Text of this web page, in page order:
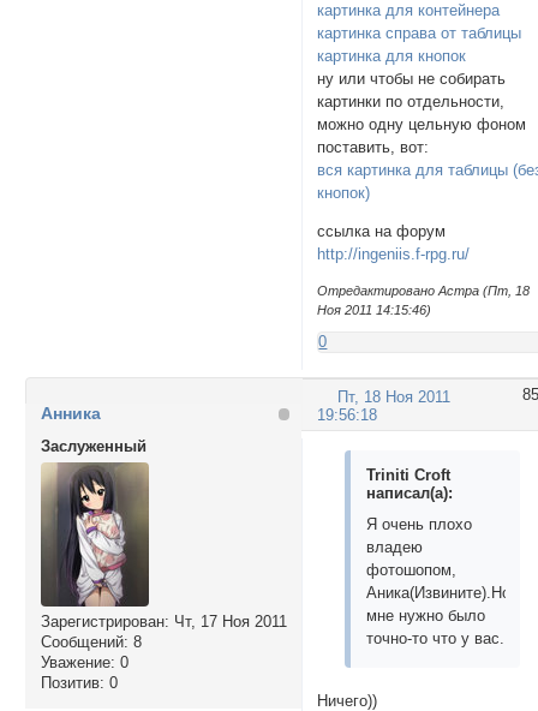
картинка для контейнера
картинка справа от таблицы
картинка для кнопок
ну или чтобы не собирать
картинки по отдельности,
можно одну цельную фоном
поставить, вот:
вся картинка для таблицы
кнопок)
ссылка на форум
http://ingeniis.f-rpg.ru/
Отредактировано Астра (Пт, 18
Ноя 2011 14:15:46)
0
85
Пт, 18 Ноя 2011
19:56:18
Анника
Заслуженный
Зарегистрирован: Чт, 17 Ноя 2011
Сообщений: 8
Уважение: 0
Позитив: 0
Triniti Croft
написал(а):
Я очень плохо
владею
фотошопом,
Аника(Извините).Но
мне нужно было
точно-то что у вас.
Ничего))